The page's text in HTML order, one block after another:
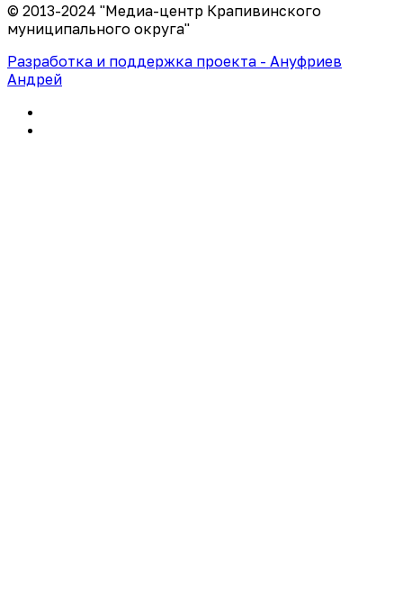
© 2013-2024 "Медиа-центр Крапивинского
муниципального округа"
Разработка и поддержка проекта - Ануфриев
Андрей